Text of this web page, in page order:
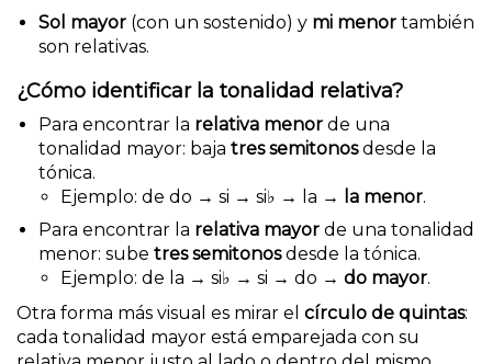
Sol mayor (con un sostenido) y mi menor también
son relativas.
¿Cómo identificar la tonalidad relativa?
Para encontrar la relativa menor de una
tonalidad mayor: baja tres semitonosdesde la
tónica.
Ejemplo: de do → si → si♭ → la →
la menor.
Para encontrar la relativa mayor de una tonalidad
menor: sube tres semitonosdesde la tónica.
Ejemplo: de la → si♭ → si → do → do mayor.
Otra forma más visual es mirar el círculo de quintas:
cada tonalidad mayor está emparejada con su